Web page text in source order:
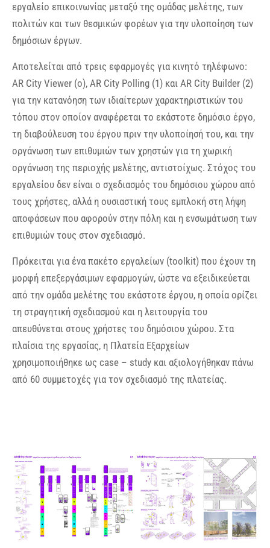
εργαλείο επικοινωνίας μεταξύ της ομάδας μελέτης, των
πολιτών και των θεσμικών φορέων για την υλοποίηση των
δημόσιων έργων.
Αποτελείται από τρεις εφαρμογές για κινητό τηλέφωνο:
AR City Viewer (o), AR City Polling (1) και AR City Builder (2)
για την κατανόηση των ιδιαίτερων χαρακτηριστικών του
τόπου στον οποίον αναφέρεται το εκάστοτε δημόσιο έργο,
τη διαβούλευση του έργου πριν την υλοποίησή του, και την
οργάνωση των επιθυμιών των χρηστών για τη χωρική
οργάνωση της περιοχής μελέτης, αντιστοίχως. Στόχος του
εργαλείου δεν είναι ο σχεδιασμός του δημόσιου χώρου από
τους χρήστες, αλλά η ουσιαστική τους εμπλοκή στη λήψη
αποφάσεων που αφορούν στην πόλη και η ενσωμάτωση των
επιθυμιών τους στον σχεδιασμό.
Πρόκειται για ένα πακέτο εργαλείων (toolkit) που έχουν τη
μορφή επεξεργάσιμων εφαρμογών, ώστε να εξειδικεύεται
από την ομάδα μελέτης του εκάστοτε έργου, η οποία ορίζει
τη στραγητική σχεδιασμού και η λειτουργία του
απευθύνεται στους χρήστες του δημόσιου χώρου. Στα
πλαίσια της εργασίας, η Πλατεία Εξαρχείων
χρησιμοποιήθηκε ως case – study και αξιολογήθηκαν πάνω
από 60 συμμετοχές για τον σχεδιασμό της πλατείας.